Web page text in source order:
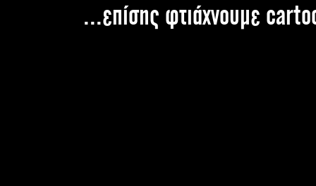
...επίσης φτιάχνουμε